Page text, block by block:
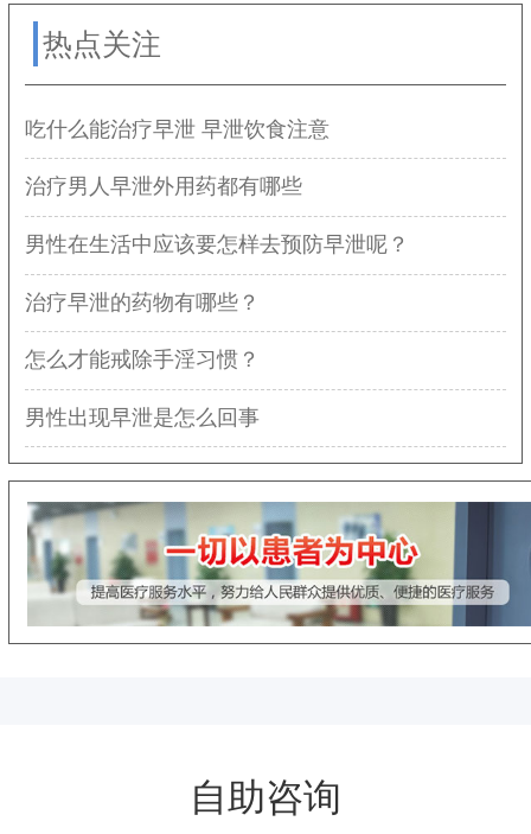
热点关注
吃什么能治疗早泄 早泄饮食注意
治疗男人早泄外用药都有哪些
男性在生活中应该要怎样去预防早泄呢？
治疗早泄的药物有哪些？
怎么才能戒除手淫习惯？
男性出现早泄是怎么回事
自助咨询